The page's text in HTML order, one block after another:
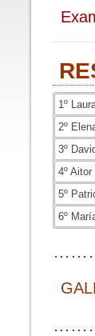
1º
2º
3º
4º
5º
6º